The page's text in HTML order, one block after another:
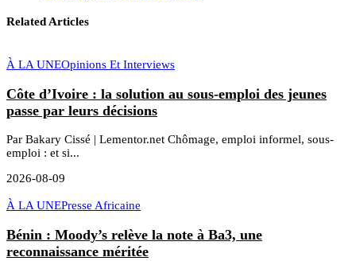
Related Articles
À LA UNEOpinions Et Interviews
Côte d’Ivoire : la solution au sous-emploi des jeunes
passe par leurs décisions
Par Bakary Cissé | Lementor.net Chômage, emploi informel, sous-
emploi : et si...
2026-08-09
À LA UNEPresse Africaine
Bénin : Moody’s relève la note à Ba3, une
reconnaissance méritée